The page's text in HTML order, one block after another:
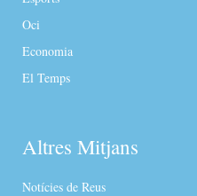
Oci
Economia
El Temps
Altres Mitjans
Notícies de Reus